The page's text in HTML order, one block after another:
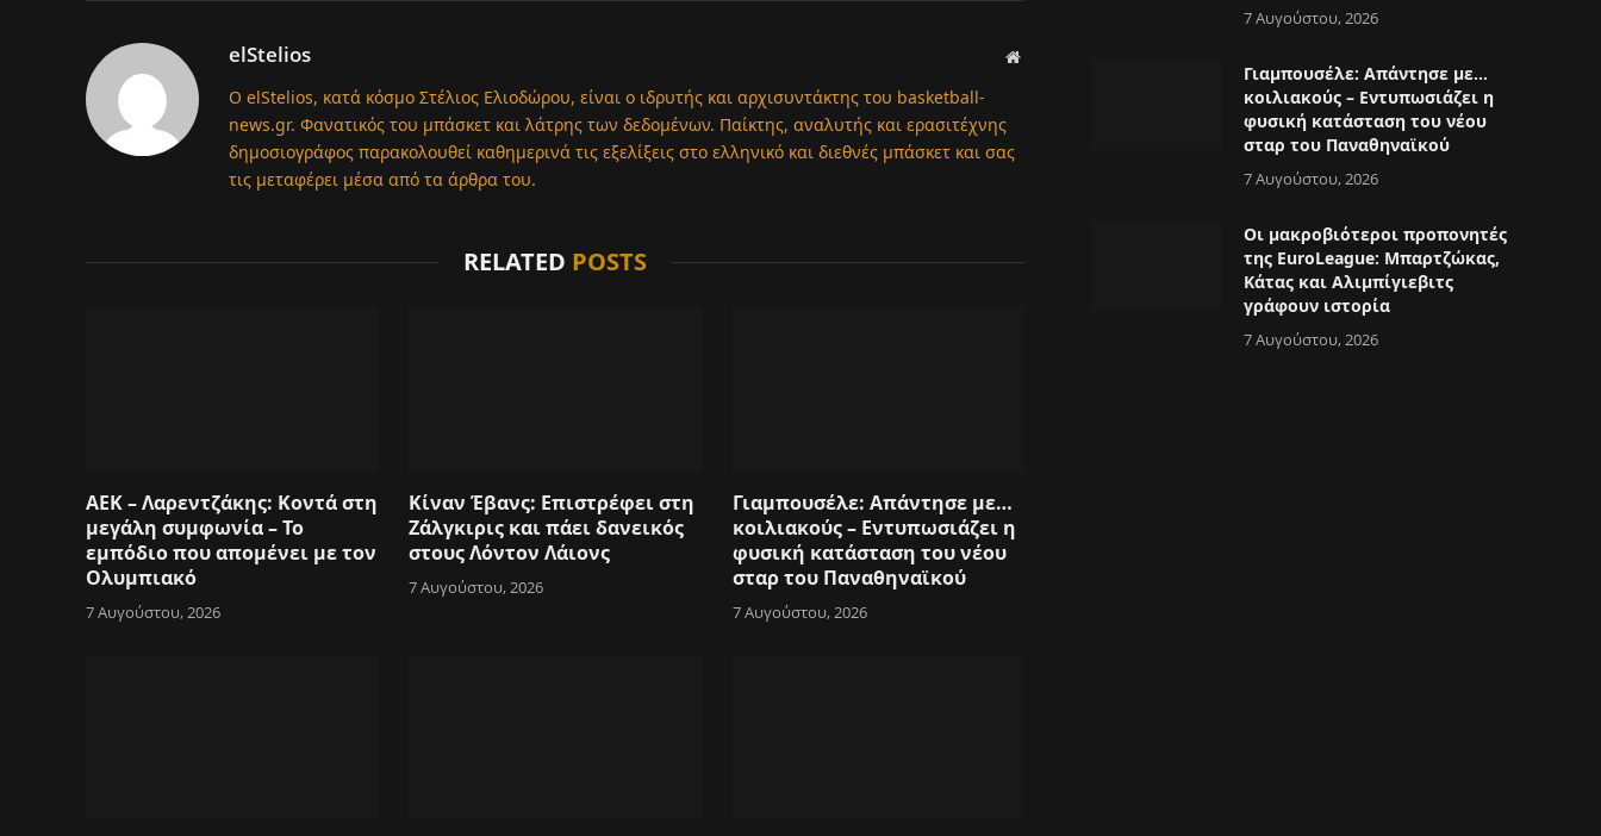
elStelios Website
Ο elStelios, κατά κόσμο Στέλιος Ελιοδώρου, είναι ο ιδρυτής και αρχισυντάκτης του basketball-
news.gr. Φανατικός του μπάσκετ και λάτρης των δεδομένων. Παίκτης, αναλυτής και ερασιτέχνης
δημοσιογράφος παρακολουθεί καθημερινά τις εξελίξεις στο ελληνικό και διεθνές μπάσκετ και σας
τις μεταφέρει μέσα από τα άρθρα του.
RELATED POSTS
ΑΕΚ – Λαρεντζάκης: Κοντά στη
μεγάλη συμφωνία – Το
εμπόδιο που απομένει με τον
Ολυμπιακό
7 Αυγούστου, 2026
Κίναν Έβανς: Επιστρέφει στη
Ζάλγκιρις και πάει δανεικός
στους Λόντον Λάιονς
7 Αυγούστου, 2026
Γιαμπουσέλε: Απάντησε με…
κοιλιακούς – Εντυπωσιάζει η
φυσική κατάσταση του νέου
σταρ του Παναθηναϊκού
7 Αυγούστου, 2026
7 Αυγούστου, 2026
Γιαμπουσέλε: Απάντησε με…
κοιλιακούς – Εντυπωσιάζει η
φυσική κατάσταση του νέου
σταρ του Παναθηναϊκού
7 Αυγούστου, 2026
Οι μακροβιότεροι προπονητές
της EuroLeague: Μπαρτζώκας,
Κάτας και Αλιμπίγιεβιτς
γράφουν ιστορία
7 Αυγούστου, 2026